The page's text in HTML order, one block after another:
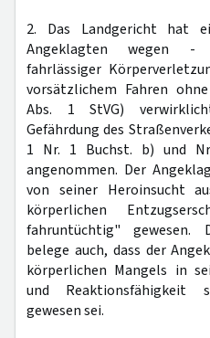
2. Das Landgericht hat
Angeklagten wegen
fahrlässiger
vorsätzlichem Fahren
Abs. 1 StVG)
Gefährdung des
1 Nr. 1 Buchst. b) und
angenommen. Der
von seiner Heroinsucht
körperlichen
fahruntüchtig" gewesen.
belege auch, dass der
körperlichen Mangels in
und Reaktionsfähigkeit
gewesen sei.